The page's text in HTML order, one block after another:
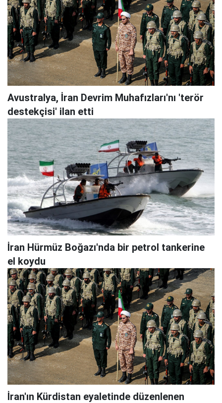
Avustralya, İran Devrim Muhafızları'nı 'terör
destekçisi' ilan etti
İran Hürmüz Boğazı'nda bir petrol tankerine
el koydu
İran'ın Kürdistan eyaletinde düzenlenen